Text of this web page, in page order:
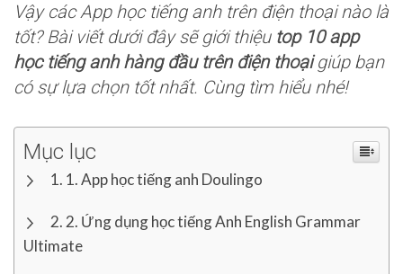
Vậy các App học tiếng anh trên điện thoại nào là
tốt? Bài viết dưới đây sẽ giới thiệutop 10 app
học tiếng anh hàng đầu trên điện thoạigiúp bạn
có sự lựa chọn tốt nhất. Cùng tìm hiểu nhé!
Mục lục
1. App học tiếng anh Doulingo
2. Ứng dụng học tiếng Anh English Grammar
Ultimate